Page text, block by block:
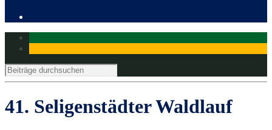
41. Seligenstädter Waldlauf